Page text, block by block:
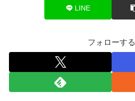
LINE
フォローする